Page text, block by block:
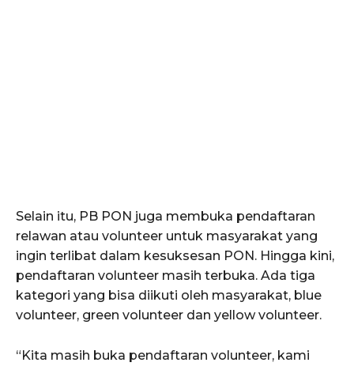
Selain itu, PB PON juga membuka pendaftaran
relawan atau volunteer untuk masyarakat yang
ingin terlibat dalam kesuksesan PON. Hingga kini,
pendaftaran volunteer masih terbuka. Ada tiga
kategori yang bisa diikuti oleh masyarakat, blue
volunteer, green volunteer dan yellow volunteer.
“Kita masih buka pendaftaran volunteer, kami